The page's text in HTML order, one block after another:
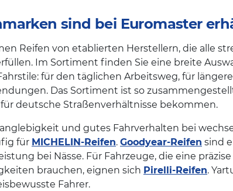
sind bei Euromaster
Reifen von etablierten Herstellern, die alle
Im Sortiment finden Sie eine breite
für den täglichen Arbeitsweg, für
Das Sortiment ist so
deutsche Straßenverhältnisse bekommen.
und gutes Fahrverhalten bei
für MICHELIN-Reifen. Goodyear-Reifen sind
bei Nässe. Für Fahrzeuge, die eine
brauchen, eignen sich Pirelli-Reifen.
Fahrer.